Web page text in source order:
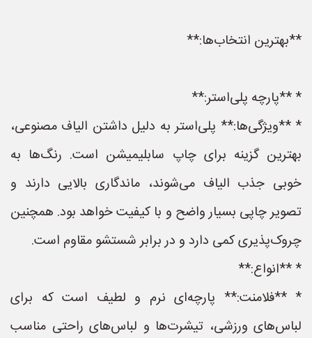
**بهترین انتخاب‌ها:**
* **پارچه پلی‌استر:**
* **ویژگی‌ها:** پلی‌استر به دلیل داشتن الیاف مصنوعی،
بهترین گزینه برای چاپ سابلیمیشن است. رنگ‌ها به
خوبی جذب الیاف می‌شوند، ماندگاری بالایی دارند و
تصویر چاپی بسیار واضح و با کیفیت خواهد بود. همچنین
چروک‌پذیری کمی دارد و در برابر شستشو مقاوم است.
* **انواع:**
* **فلامنت:** پارچه‌ای نرم و لطیف است که برای
لباس‌های ورزشی، تیشرت‌ها و لباس‌های راحتی مناسب